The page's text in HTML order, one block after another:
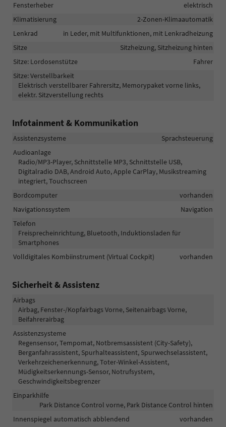
Fensterheber
elektrisch
Klimatisierung
2-Zonen-Klimaautomatik
Lenkrad
in Leder, mit Multifunktionen, mit Lenkradheizung
Sitze
Sitzheizung, Sitzheizung hinten
Sitze: Lordosenstütze
Fahrer
Sitze: Verstellbarkeit
Elektrisch verstellbarer Fahrersitz, Memorypaket vorne links,
elektr. Sitzverstellung rechts
Infotainment & Kommunikation
Assistenzsysteme
Sprachsteuerung
Audioanlage
Radio/MP3-Player, Schnittstelle MP3, Schnittstelle USB,
Digitalradio DAB, Android Auto, Apple CarPlay, Musikstreaming
integriert, Touchscreen
Bordcomputer
vorhanden
Navigationssystem
Navigation
Telefon
Freisprecheinrichtung, Bluetooth, Induktionsladen für
Smartphones
Volldigitales Kombiinstrument (Virtual Cockpit)
vorhanden
Sicherheit & Assistenz
Airbags
Airbag, Fenster-/Kopfairbags Vorne, Seitenairbags Vorne,
Beifahrerairbag
Assistenzsysteme
Regensensor, Tempomat, Notbremsassistent (City-Safety),
Berganfahrassistent, Spurhalteassistent, Spurwechselassistent,
Verkehrzeichenerkennung, Toter-Winkel-Assistent,
Müdigkeitserkennungs-Sensor, Notrufsystem,
Geschwindigkeitsbegrenzer
Einparkhilfe
Park Distance Control vorne, Park Distance Control hinten
Innenspiegel automatisch abblendend
vorhanden